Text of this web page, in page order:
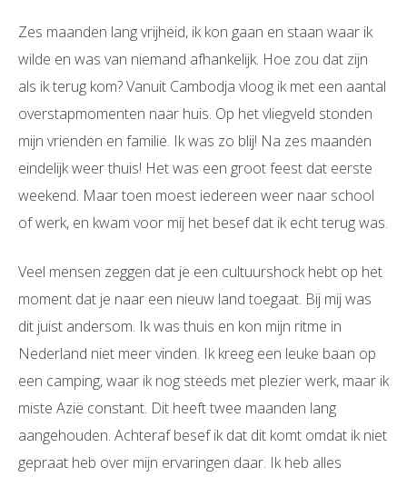
Zes maanden lang vrijheid, ik kon gaan en staan waar ik
wilde en was van niemand afhankelijk. Hoe zou dat zijn
als ik terug kom? Vanuit Cambodja vloog ik met een aantal
overstapmomenten naar huis. Op het vliegveld stonden
mijn vrienden en familie. Ik was zo blij! Na zes maanden
eindelijk weer thuis! Het was een groot feest dat eerste
weekend. Maar toen moest iedereen weer naar school
of werk, en kwam voor mij het besef dat ik echt terug was.
Veel mensen zeggen dat je een cultuurshock hebt op het
moment dat je naar een nieuw land toegaat. Bij mij was
dit juist andersom. Ik was thuis en kon mijn ritme in
Nederland niet meer vinden. Ik kreeg een leuke baan op
een camping, waar ik nog steeds met plezier werk, maar ik
miste Azië constant. Dit heeft twee maanden lang
aangehouden. Achteraf besef ik dat dit komt omdat ik niet
gepraat heb over mijn ervaringen daar. Ik heb alles